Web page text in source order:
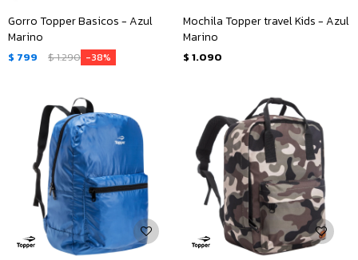
Gorro Topper Basicos - Azul
Marino
$ 799 $1.290 38
Mochila Topper travel Kids - Azul
Marino
$ 1.090